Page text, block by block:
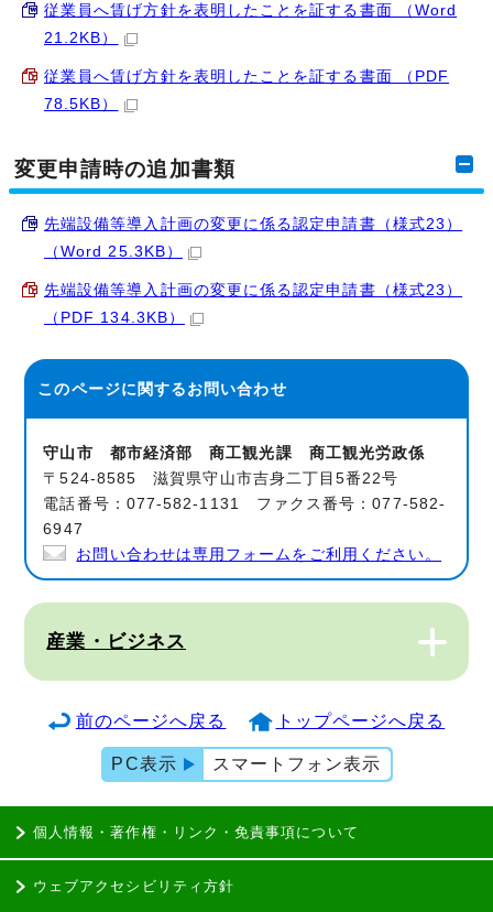
従業員へ賃げ方針を表明したことを証する書面 （Word
21.2KB）
従業員へ賃げ方針を表明したことを証する書面 （PDF
78.5KB）
変更申請時の追加書類
先端設備等導入計画の変更に係る認定申請書（様式23）
（Word 25.3KB）
先端設備等導入計画の変更に係る認定申請書（様式23）
（PDF 134.3KB）
このページに関するお問い合わせ
守山市 都市経済部 商工観光課 商工観光労政係
〒524-8585 滋賀県守山市吉身二丁目5番22号
電話番号：077-582-1131 ファクス番号：077-582-
6947
お問い合わせは専用フォームをご利用ください。
産業・ビジネス
前のページへ戻る トップページへ戻る
PC表示 スマートフォン表示
個人情報・著作権・リンク・免責事項について
ウェブアクセシビリティ方針